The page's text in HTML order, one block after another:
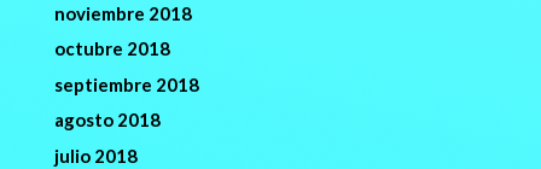
noviembre 2018
octubre 2018
septiembre 2018
agosto 2018
julio 2018